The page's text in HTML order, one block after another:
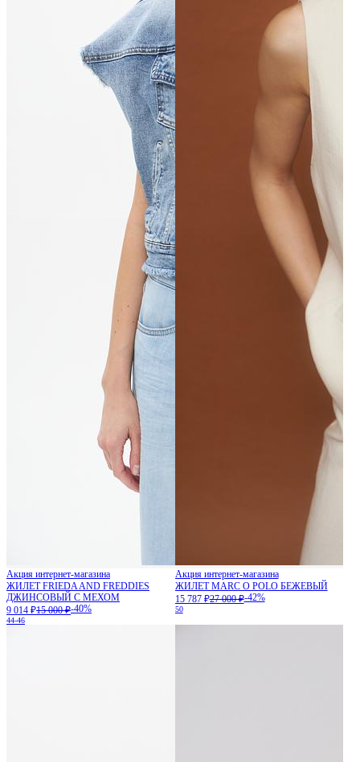
Акция интернет-магазина
ЖИЛЕТ FRIEDA AND FREDDIES
ДЖИНСОВЫЙ С МЕХОМ
9 014 ₽15 000 ₽-40%
44-46
Акция интернет-магазина
ЖИЛЕТ MARC O POLO БЕЖЕВЫЙ
15 787 ₽27 000 ₽-42%
50